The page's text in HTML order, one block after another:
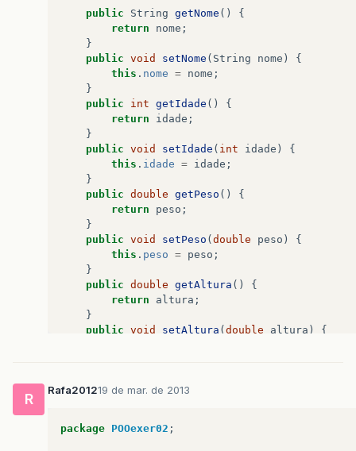
public String getNome ()
{
return
nome ;
}
public void setNome ( String nome )
{
this . nome = nome ;
}
public
int getIdade ()
{
return
idade ;
}
public void setIdade ( int idade )
{
this . idade = idade ;
}
public double getPeso ()
{
return
peso ;
}
public void setPeso ( double peso )
{
this . peso = peso ;
}
public double getAltura ()
{
return
altura ;
}
public void setAltura ( double altura )
{
protected void finalize
}
R
Rafa201219 de mar. de 2013
package POOexer02 ;